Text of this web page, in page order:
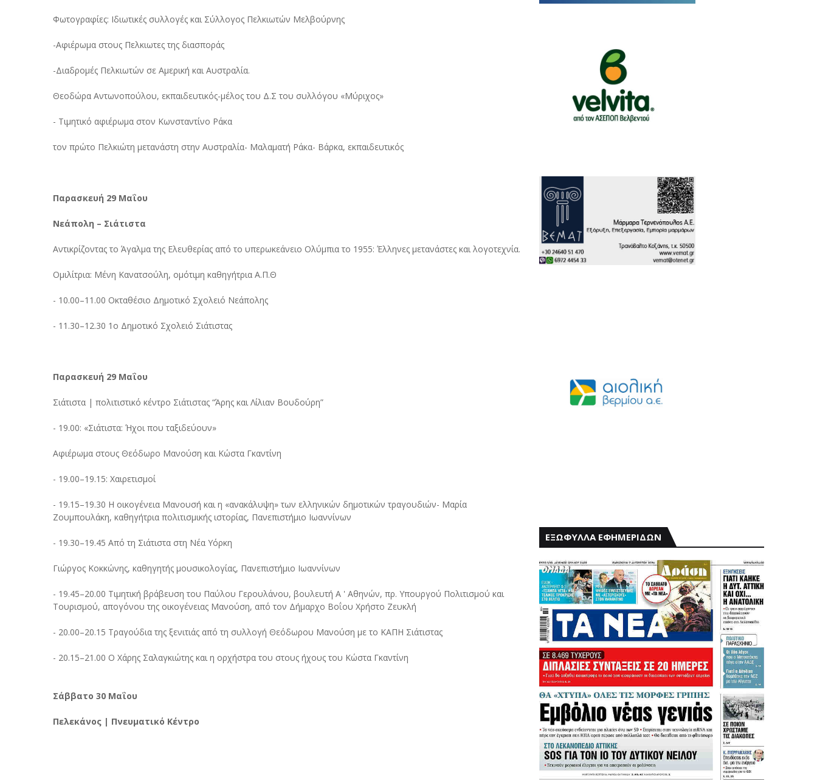
Φωτογραφίες: Ιδιωτικές συλλογές και Σύλλογος Πελκιωτών Μελβούρνης
-Αφιέρωμα στους Πελκιωτες της διασποράς
-Διαδρομές Πελκιωτών σε Αμερική και Αυστραλία.
Θεοδώρα Αντωνοπούλου, εκπαιδευτικός-μέλος του Δ.Σ του συλλόγου «Μύριχος»
- Τιμητικό αφιέρωμα στον Κωνσταντίνο Ράκα
τον πρώτο Πελκιώτη μετανάστη στην Αυστραλία- Μαλαματή Ράκα- Βάρκα, εκπαιδευτικός
Παρασκευή 29 Μαΐου
Νεάπολη – Σιάτιστα
Αντικρίζοντας το Άγαλμα της Ελευθερίας από το υπερωκεάνειο Ολύμπια το 1955: Έλληνες μετανάστες και λογοτεχνία.
Ομιλίτρια: Μένη Κανατσούλη, ομότιμη καθηγήτρια Α.Π.Θ
- 10.00–11.00 Οκταθέσιο Δημοτικό Σχολειό Νεάπολης
- 11.30–12.30 1ο Δημοτικό Σχολειό Σιάτιστας
Παρασκευή 29 Μαΐου
Σιάτιστα | πολιτιστικό κέντρο Σιάτιστας “Άρης και Λίλιαν Βουδούρη”
- 19.00: «Σιάτιστα: Ήχοι που ταξιδεύουν»
Αφιέρωμα στους Θεόδωρο Μανούση και Κώστα Γκαντίνη
- 19.00–19.15: Χαιρετισμοί
- 19.15–19.30 Η οικογένεια Μανουσή και η «ανακάλυψη» των ελληνικών δημοτικών τραγουδιών- Μαρία
Ζουμπουλάκη, καθηγήτρια πολιτισμικής ιστορίας, Πανεπιστήμιο Ιωαννίνων
- 19.30–19.45 Από τη Σιάτιστα στη Νέα Υόρκη
Γιώργος Κοκκώνης, καθηγητής μουσικολογίας, Πανεπιστήμιο Ιωαννίνων
- 19.45–20.00 Τιμητική βράβευση του Παύλου Γερουλάνου, βουλευτή Α ' Αθηνών, πρ. Υπουργού Πολιτισμού και
Τουρισμού, απογόνου της οικογένειας Μανούση, από τον Δήμαρχο Βοΐου Χρήστο Ζευκλή
- 20.00–20.15 Τραγούδια της ξενιτιάς από τη συλλογή Θεόδωρου Μανούση με το ΚΑΠΗ Σιάτιστας
- 20.15–21.00 Ο Χάρης Σαλαγκιώτης και η ορχήστρα του στους ήχους του Κώστα Γκαντίνη
Σάββατο 30 Μαΐου
Πελεκάνος | Πνευματικό Κέντρο
ΕΞΩΦΥΛΛΑ ΕΦΗΜΕΡΙΔΩΝ